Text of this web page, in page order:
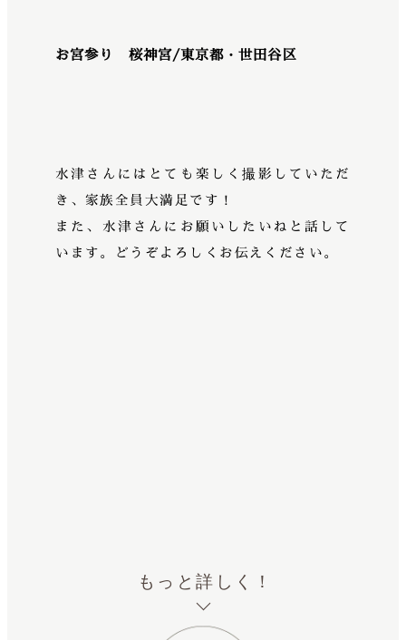
お宮参り 桜神宮/東京都・世田谷区
水津さんにはとても楽しく撮影していただ
き、家族全員大満足です！
また、水津さんにお願いしたいねと話して
います。どうぞよろしくお伝えください。
もっと詳しく！